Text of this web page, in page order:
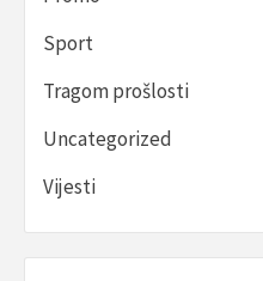
Sport
Tragom prošlosti
Uncategorized
Vijesti